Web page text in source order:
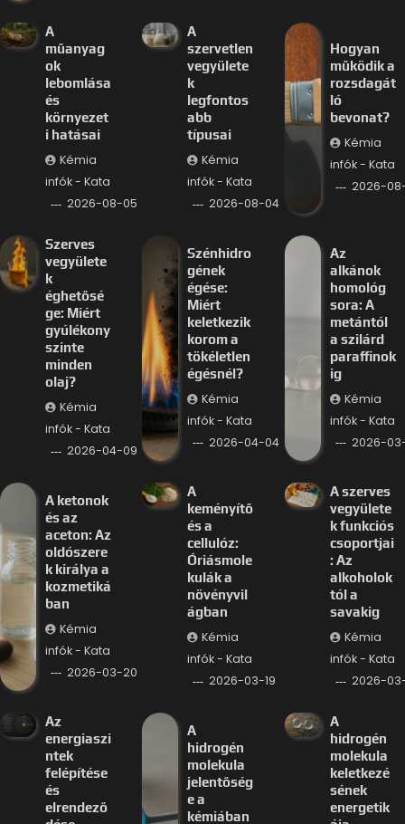
A
műanyag
ok
lebomlása
és
környezet
i hatásai
Kémia
infók - Kata
2026-08-05
A
szervetlen
vegyülete
k
legfontos
abb
típusai
Kémia
infók - Kata
2026-08-04
Hogyan
működik a
rozsdagát
ló
bevonat?
Kémia
infók - Kata
2026-
Szerves
vegyülete
k
éghetősé
ge: Miért
gyúlékony
szinte
minden
olaj?
Kémia
infók - Kata
2026-04-09
Szénhidro
gének
égése:
Miért
keletkezik
korom a
tökéletlen
égésnél?
Kémia
infók - Kata
2026-04-04
Az
alkánok
homológ
sora: A
metántól
a szilárd
paraffinok
ig
Kémia
infók - Kata
2026-
A ketonok
és az
aceton: Az
oldószere
k királya a
kozmetiká
ban
Kémia
infók - Kata
2026-03-20
A
keményítő
és a
cellulóz:
Óriásmole
kulák a
növényvil
ágban
Kémia
infók - Kata
2026-03-19
A szerves
vegyülete
k funkciós
csoportjai
: Az
alkoholok
tól a
savakig
Kémia
infók - Kata
2026-
Az
energiaszi
ntek
felépítése
és
elrendező
A
hidrogén
molekula
jelentőség
e a
kémiában
A
hidrogén
molekula
keletkezé
sének
energetik